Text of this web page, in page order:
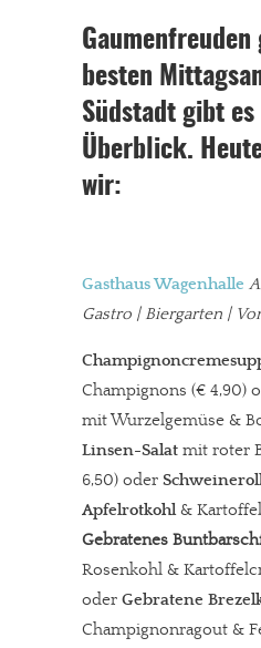
besten
Südstadt gibt
Überblick.
wir:
Gasthaus Wagenhalle
Gastro | Biergarten |
Champignons (€ 4,90)
mit Wurzelgemüse &
Linsen-Salat mit roter
6,50) oder
Apfelrotkohl&
Gebratenes
Rosenkohl &
oder Gebratene
Champignonragout &